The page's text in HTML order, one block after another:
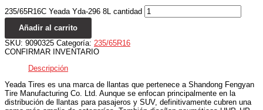
235/65R16C Yeada Yda-296 8L cantidad
Añadir al carrito
SKU: 9090325 Categoría: 235/65R16
CONFIRMAR INVENTARIO
Descripción
Yeada Tires es una marca de llantas que pertenece a Shandong Fengyan
Tire Manufacturing Co. Ltd. Aunque se enfocan principalmente en la
distribución de llantas para pasajeros y SUV, definitivamente cubren una